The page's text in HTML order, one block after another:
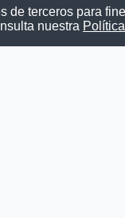
de terceros para
nuestra